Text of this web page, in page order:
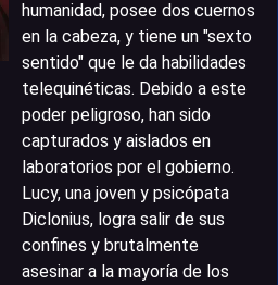
humanidad, posee dos cuernos
en la cabeza, y tiene un "sexto
sentido" que le da habilidades
telequinéticas. Debido a este
poder peligroso, han sido
capturados y aislados en
laboratorios por el gobierno.
Lucy, una joven y psicópata
Diclonius, logra salir de sus
confines y brutalmente
asesinar a la mayoría de los